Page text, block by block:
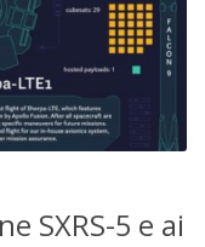
SXRS-5 e ai